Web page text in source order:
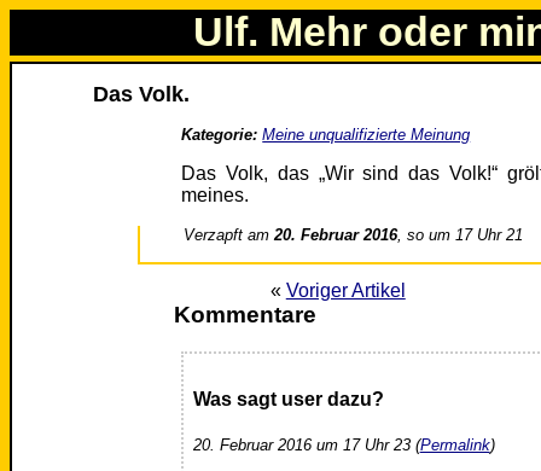
Ulf. Mehr oder
Das Volk.
Kategorie: Meine unqualifizierte Meinung
Das Volk, das „Wir sind das Volk!“
meines.
Verzapft am20. Februar 2016, so um 17 Uhr 21
« Voriger Artikel
Kommentare
Was sagt user dazu?
20. Februar 2016 um 17 Uhr 23 (Permalink)